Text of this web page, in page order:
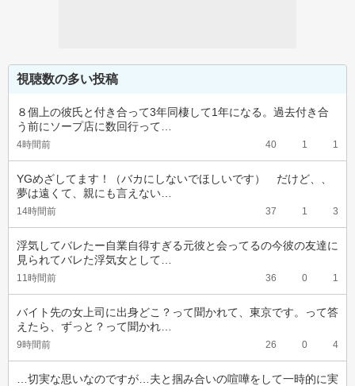
視聴数の多い投稿
８個上の彼氏と付き合って3年同棲して1年になる。過去付き合
う前にソープ店に数回行って…
4時間前 40 1 1
YGめざしてます！（バカにしないでほしいです）　だけど、、
夢は遠くて、親にも言えない…
14時間前 37 1 3
浮気してバレたー自業自得すぎる元彼と会ってるの今彼の友達に
見られてバレた浮気女として…
11時間前 36 0 1
バイト先の女上司に出身どこ？って聞かれて、東京です。って答
えたら、ずっと？って聞かれ…
9時間前 26 0 4
…切実な思いなのですが…夫と掴み合いの喧嘩をして一時的に実